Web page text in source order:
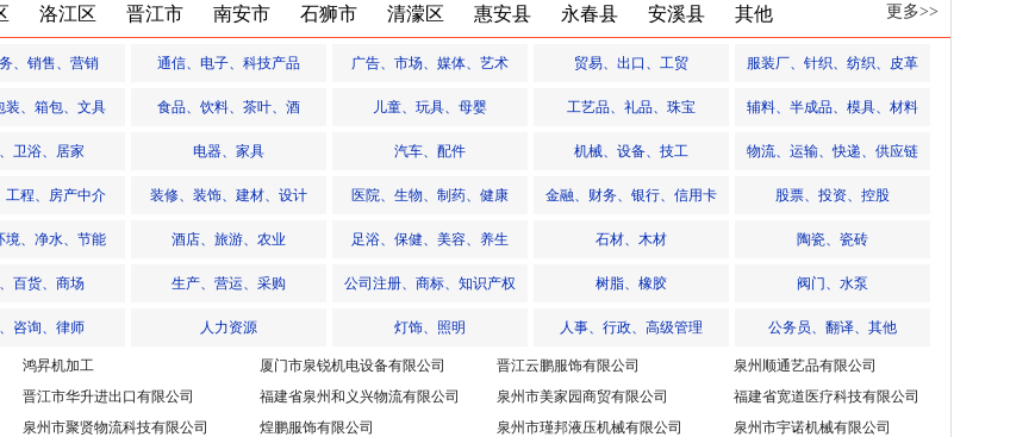
司 下载了 小婷 的简历
公司 下载了 的简历
公司 下载了 的简历
公司 下载了 的简历
公司 下载了王琳 的简历
洛江区 晋江市 南安市 石狮市 清濛区 惠安县 永春县 安溪县 其他 更多>>
、销售、营销 通信、电子、科技产品 广告、市场、媒体、艺术 贸易、出口、工贸 服装厂、针织、纺织、皮革
装、箱包、文具 食品、饮料、茶叶、酒 儿童、玩具、母婴 工艺品、礼品、珠宝 辅料、半成品、模具、材料
卫浴、居家 电器、家具 汽车、配件 机械、设备、技工 物流、运输、快递、供应链
工程、房产中介 装修、装饰、建材、设计 医院、生物、制药、健康 金融、财务、银行、信用卡 股票、投资、控股
境、净水、节能 酒店、旅游、农业 足浴、保健、美容、养生 石材、木材 陶瓷、瓷砖
百货、商场 生产、营运、采购 公司注册、商标、知识产权 树脂、橡胶 阀门、水泵
咨询、律师 人力资源 灯饰、照明 人事、行政、高级管理 公务员、翻译、其他
鸿昇机加工 厦门市泉锐机电设备有限公司 晋江云鹏服饰有限公司
泉州顺通艺品有限公司
晋江市华升进出口有限公司 福建省泉州和义兴物流有限公司 泉州市美家园商贸有限公司
福建省宽道医疗科技有限公司
泉州市聚贤物流科技有限公司 煌鹏服饰有限公司 泉州市瑾邦液压机械有限公司
泉州市宇诺机械有限公司